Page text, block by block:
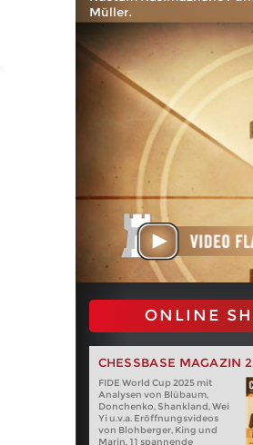
Müller.
ONLINE
CHESSBASE MAGAZIN
FIDE World Cup 2025 mit
Analysen von Blübaum,
Donchenko, Shankland, Wei
Yi u.v.a. Eröffnungsvideos
von Blohberger, King und
Marin. 11 spannende